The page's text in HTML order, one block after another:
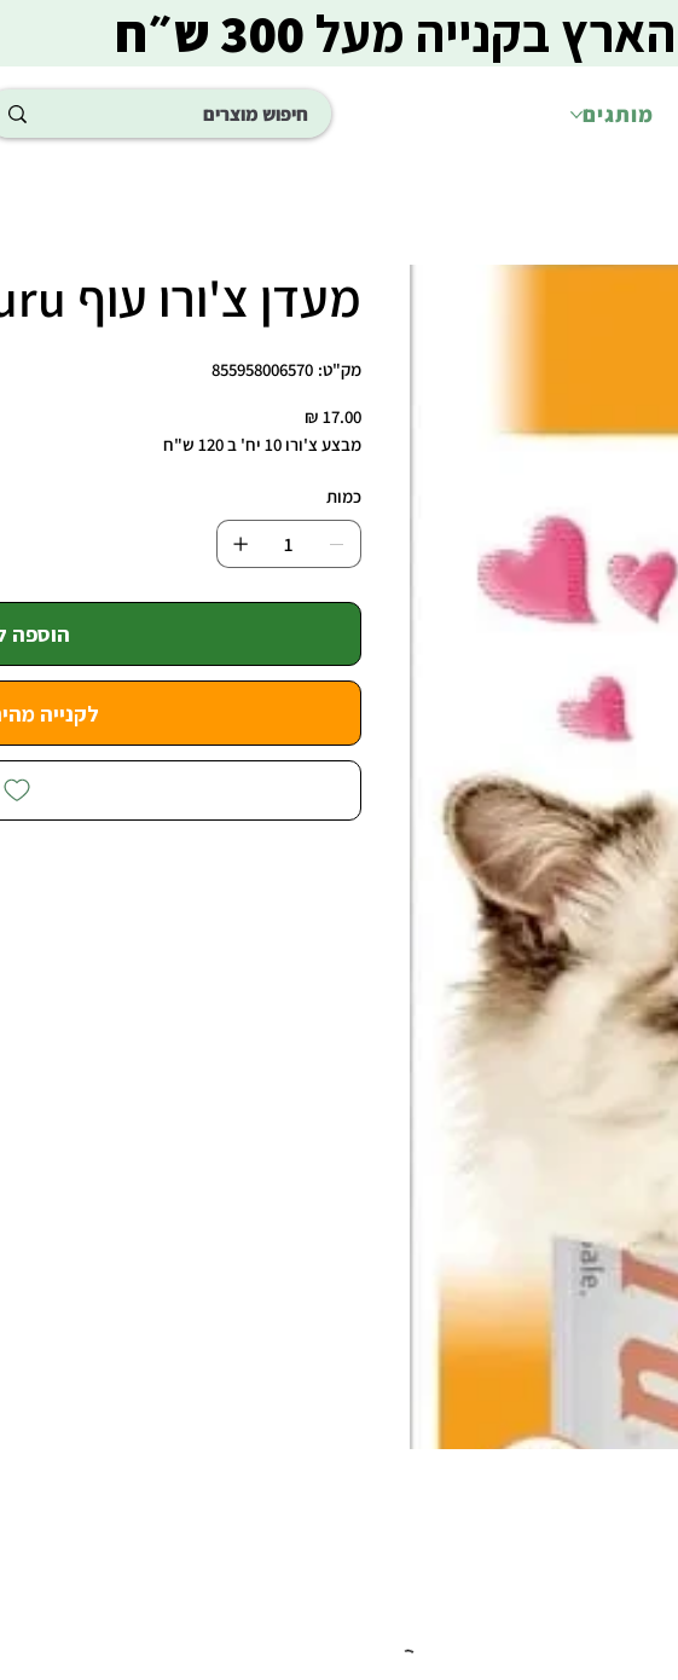
מותגים
בקנייה מעל300 ש״ח
מעדן צ'ורו עוף Churu
מק"ט:
מק"ט
855958006570
855958006570
מחיר
‏17.00 ‏₪
מבצע צ'ורו 10 יח' ב 120 ש"ח
כמות
הוספה
לקנייה